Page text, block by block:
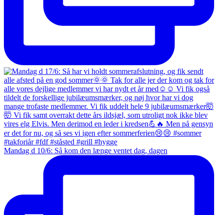
Mandag d 10/6: Så kom den længe ventet dag, dagen